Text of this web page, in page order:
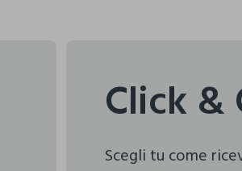
Click &
Scegli tu come